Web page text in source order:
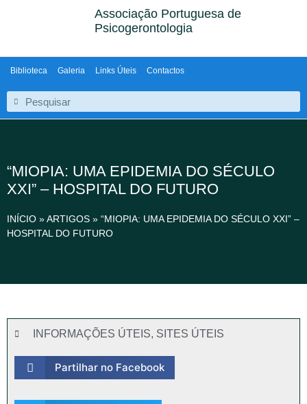
Associação Portuguesa de
Psicogerontologia
Biblioteca Galeria Links Úteis Contactos
“MIOPIA: UMA EPIDEMIA DO SÉCULO
XXI” – HOSPITAL DO FUTURO
INÍCIO »ARTIGOS » “MIOPIA: UMA EPIDEMIA DO SÉCULO XXI” –
HOSPITAL DO FUTURO
INFORMAÇÕES ÚTEIS, SITES ÚTEIS
Partilhar no Facebook